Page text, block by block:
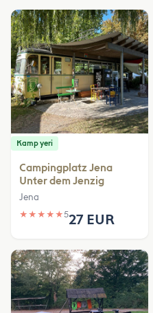
Kamp yeri
Campingplatz Jena
Unter dem Jenzig
Jena
★ ★ ★ ★ ★527 EUR